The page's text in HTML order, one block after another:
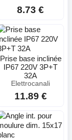
8.73 €
Prise base inclinée
IP67 220V 3P+T
32A
Elettrocanali
11.89 €